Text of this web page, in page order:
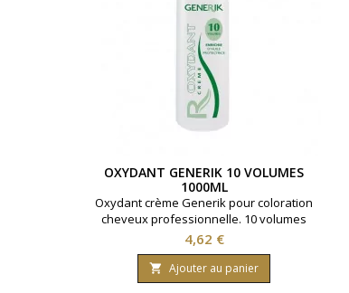
OXYDANT GENERIK 10 VOLUMES
1000ML
Oxydant crème Generik pour coloration
cheveux professionnelle. 10 volumes
contenant 3% d'eau oxygénée. Formule
avec une enrichissement en huile
protectrice reine des près ( limnanthes
alba ).Bouteille contenant 1000 ml.
Prix
4,62 €
 Ajouter au panier